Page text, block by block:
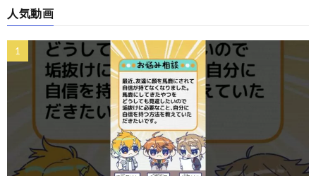
人気動画